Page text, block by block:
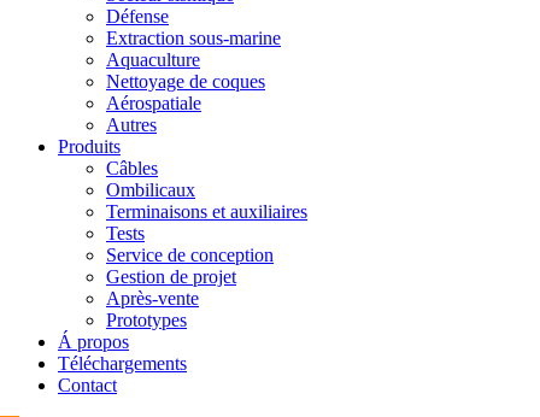
Défense
Extraction sous-marine
Aquaculture
Nettoyage de coques
Aérospatiale
Autres
Produits
Câbles
Ombilicaux
Terminaisons et auxiliaires
Tests
Service de conception
Gestion de projet
Après-vente
Prototypes
Á propos
Téléchargements
Contact